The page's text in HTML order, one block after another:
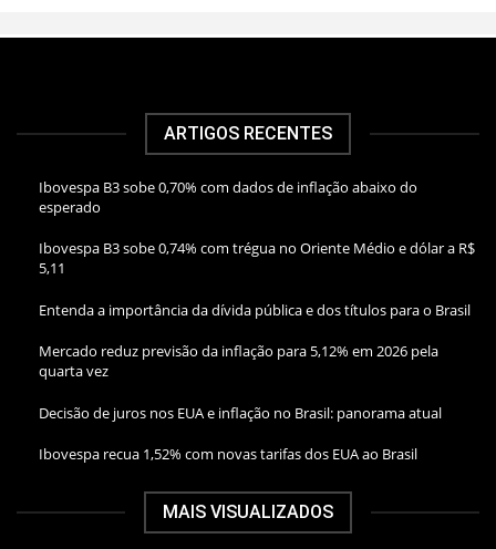
ARTIGOS RECENTES
Ibovespa B3 sobe 0,70% com dados de inflação abaixo do
esperado
Ibovespa B3 sobe 0,74% com trégua no Oriente Médio e dólar a R$
5,11
Entenda a importância da dívida pública e dos títulos para o Brasil
Mercado reduz previsão da inflação para 5,12% em 2026 pela
quarta vez
Decisão de juros nos EUA e inflação no Brasil: panorama atual
Ibovespa recua 1,52% com novas tarifas dos EUA ao Brasil
MAIS VISUALIZADOS